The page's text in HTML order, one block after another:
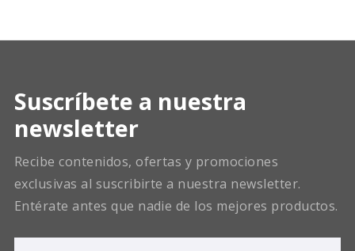
Suscríbete a nuestra
newsletter
Recibe contenidos, ofertas y promociones
exclusivas al suscribirte a nuestra newsletter.
Entérate antes que nadie de los mejores productos.